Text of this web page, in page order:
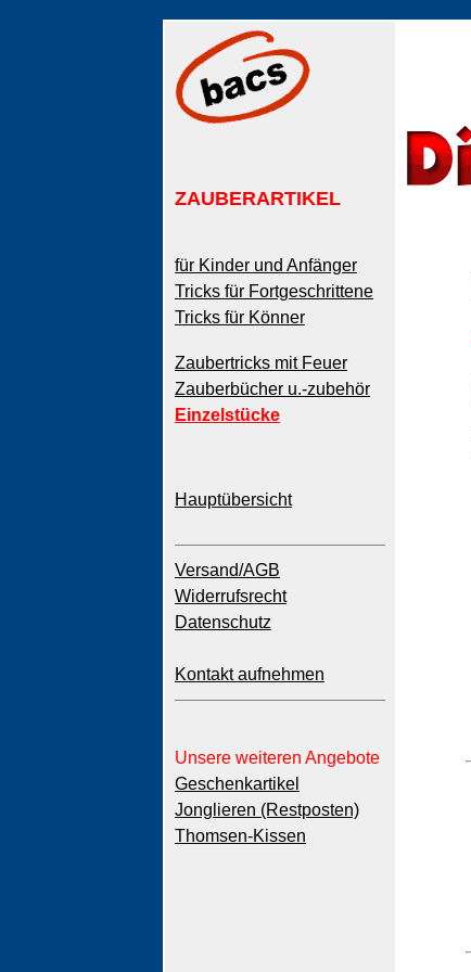
ZAUBERARTIKEL
für Kinder und Anfänger
Tricks für Fortgeschrittene
Tricks für Könner
Zaubertricks mit Feuer
Zauberbücher u.-zubehör
Einzelstücke
Hauptübersicht
Versand/AGB
Widerrufsrecht
Datenschutz
Kontakt aufnehmen
Unsere weiteren Angebote
Geschenkartikel
Jonglieren (Restposten)
Thomsen-Kissen